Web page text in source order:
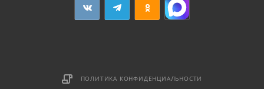
ПОЛИТИКА КОНФИДЕНЦИАЛЬНОСТИ